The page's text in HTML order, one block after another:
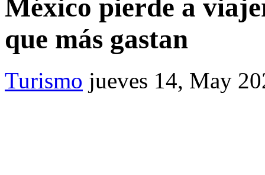
México pierde a
que más gastan
Turismo jueves 14, May